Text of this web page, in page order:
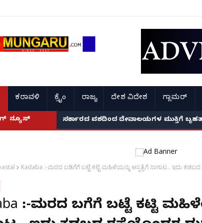
ಕರಾವಳಿ ಕ್ರೈಂ ರಾಜ್ಯ ದೇಶ ವಿದೇಶ ಗ್ಲಾಮರ್
ನ್ಯೂಸ್ ಸರ್ಕಾರದ ವಶದಿಂದ ದೇವಾಲಯಗಳ ಮುಕ್ತಿಗೆ
Kadaba :-ಮರದ ಬಡಿಗೆಗೆ ಬಟ್ಟೆ ಕಟ್ಟಿ ಮಹಿಳೆಯನ್ನು ಆಸ್ಪತ್ರೆಗೆ ಸಾಗಾಟ.. ಇದು ಕಡಬದ
:-ಮರದ ಬಡಿಗೆಗೆ ಬಟ್ಟೆ ಕಟ್ಟಿ